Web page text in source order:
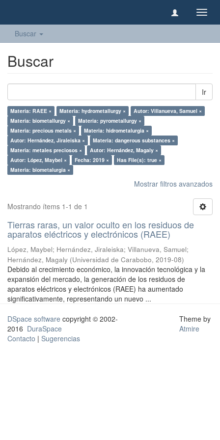
Buscar
Buscar
Ir
Materia: RAEE × Materia: hydrometallurgy ×
Autor: Villanueva, Samuel ×
Materia: biometallurgy ×
Materia: pyrometallurgy ×
Materia: precious metals ×
Materia: hidrometalurgia ×
Autor: Hernández, Jiraleiska ×
Materia: dangerous substances ×
Materia: metales preciosos ×
Autor: Hernández, Magaly ×
Autor: López, Maybel ×
Fecha: 2019 ×
Has File(s): true ×
Materia: biometalurgia ×
Mostrar filtros avanzados
Mostrando ítems 1-1 de 1
Tierras raras, un valor oculto en los residuos de
aparatos eléctricos y electrónicos (RAEE)
López, Maybel; Hernández, Jiraleiska; Villanueva, Samuel;
Hernández, Magaly (Universidad de Carabobo, 2019-08)
Debido al crecimiento económico, la innovación tecnológica y la
expansión del mercado, la generación de los residuos de
aparatos eléctricos y electrónicos (RAEE) ha aumentado
significativamente, representando un nuevo ...
DSpace software copyright © 2002-
2016 DuraSpace
Contacto | Sugerencias
Theme by
Atmire